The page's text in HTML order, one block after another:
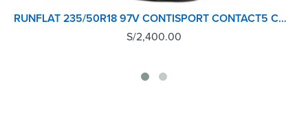
RUNFLAT 235/50R18 97V CONTISPORT CONTACT5 CONTINENTALTL (MOE) (ALE)
S/2,400.00